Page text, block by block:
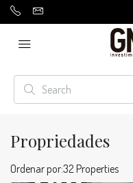
Propriedades
32 Properties
Ordenar por: